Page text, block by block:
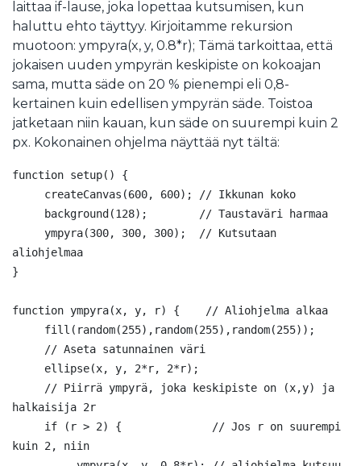
laittaa if-lause, joka lopettaa kutsumisen, kun
haluttu ehto täyttyy. Kirjoitamme rekursion
muotoon: ympyra(x, y, 0.8*r); Tämä tarkoittaa, että
jokaisen uuden ympyrän keskipiste on kokoajan
sama, mutta säde on 20 % pienempi eli 0,8-
kertainen kuin edellisen ympyrän säde. Toistoa
jatketaan niin kauan, kun säde on suurempi kuin 2
px. Kokonainen ohjelma näyttää nyt tältä:
function setup() {
aliohjelmaa
}
function ympyra(x, y, r) {    // Aliohjelma alkaa
halkaisija 2r
kuin 2, niin